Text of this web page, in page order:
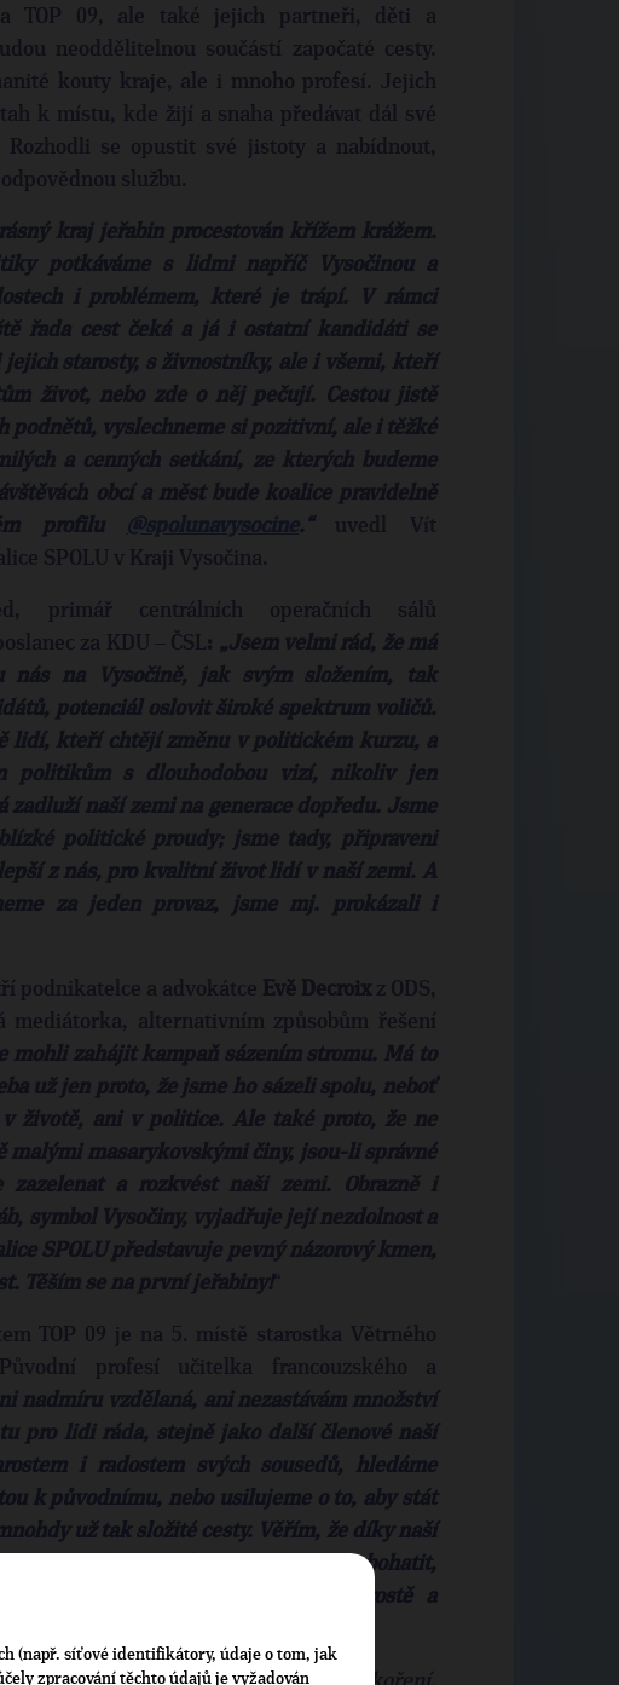
a TOP 09, ale také jejich partneři, děti a
neoddělitelnou součástí započaté cesty.
kouty kraje, ale i mnoho profesí. Jejich
k místu, kde žijí a snaha předávat dál své
se opustit své jistoty a nabídnout,
službu.
kraj jeřabin procestován křížem krážem.
potkáváme s lidmi napříč Vysočinou a
i problémem, které je trápí. V rámci
řada cest čeká a já i ostatní kandidáti se
jejich starosty, s živnostníky, ale i všemi, kteří
život, nebo zde o něj pečují. Cestou jistě
podnětů, vyslechneme si pozitivní, ale i těžké
a cenných setkání, ze kterých budeme
obcí a měst bude koalice pravidelně
profilu
.“uvedl Vít
SPOLU v Kraji Vysočina.
primář centrálních operačních sálů
za KDU – ČSL: „Jsem velmi rád, že má
nás na Vysočině, jak svým složením, tak
potenciál oslovit široké spektrum voličů.
lidí, kteří chtějí změnu v politickém kurzu, a
politikům s dlouhodobou vizí, nikoliv jen
naší zemi na generace dopředu. Jsme
politické proudy; jsme tady, připraveni
z nás, pro kvalitní život lidí v naší zemi. A
za jeden provaz, jsme mj. prokázali i
podnikatelce a advokátce Evě Decroix z ODS,
mediátorka, alternativním způsobům řešení
mohli zahájit kampaňsázením stromu. Má to
už jen proto, že jsme ho sázeli spolu, neboť
životě, ani v politice. Ale také proto, že ne
malými masarykovskými činy, jsou-li správné
zazelenat a rozkvést naši zemi. Obrazně i
symbol Vysočiny, vyjadřuje její nezdolnost a
SPOLU představuje pevný názorový kmen,
Těším se na první jeřabiny!“
TOP 09 je na 5. místě starostka Větrného
profesí učitelka francouzského a
nadmíru vzdělaná, ani nezastávám množství
pro lidi ráda, stejně jako další členové naší
i radostem svých sousedů, hledáme
k původnímu, nebo usilujeme o to, aby stát
už tak složité cesty. Věřím, že díky naší
a čím se můžeme vzájemně obohatit,
lidem, že pravda a láska prostě a
(např. síťové identifikátory, údaje o tom, jak
zpracování těchto údajů je vyžadován